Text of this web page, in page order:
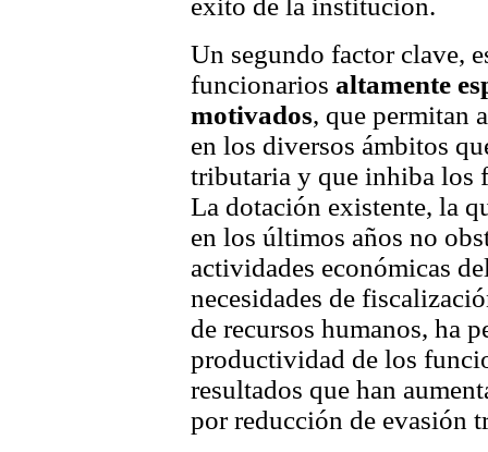
éxito de la institución.
Un segundo factor clave,
funcionarios altamente
motivados, que permitan
en los diversos ámbitos
tributaria y que inhiba los
La dotación existente, la
en los últimos años no
actividades económicas
necesidades de
de recursos humanos, ha
productividad de los
resultados que han
por reducción de evasión